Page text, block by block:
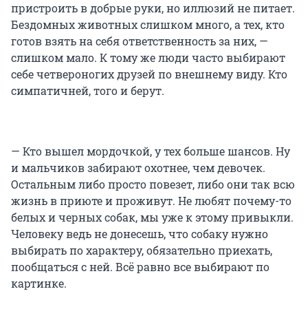
пристроить в добрые руки, но иллюзий не питает.
Бездомных животных слишком много, а тех, кто
готов взять на себя ответственность за них, —
слишком мало. К тому же люди часто выбирают
себе четвероногих друзей по внешнему виду. Кто
симпатичней, того и берут.
— Кто вышел мордочкой, у тех больше шансов. Ну
и мальчиков забирают охотнее, чем девочек.
Остальным либо просто повезет, либо они так всю
жизнь в приюте и проживут. Не любят почему-то
белых и черных собак, мы уже к этому привыкли.
Человеку ведь не донесешь, что собаку нужно
выбирать по характеру, обязательно приехать,
пообщаться с ней. Всё равно все выбирают по
картинке.